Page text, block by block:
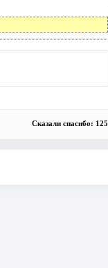
Сказали спасибо: 125